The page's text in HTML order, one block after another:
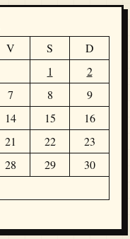
V S
D
1
2
7 8
9
14 15
16
21 22
23
28 29
30